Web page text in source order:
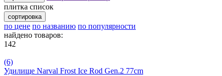
плитка список
сортировка
по цене по названию по популярности
найдено товаров:
142
(6)
Удилище Narval Frost Ice Rod Gen.2 77cm